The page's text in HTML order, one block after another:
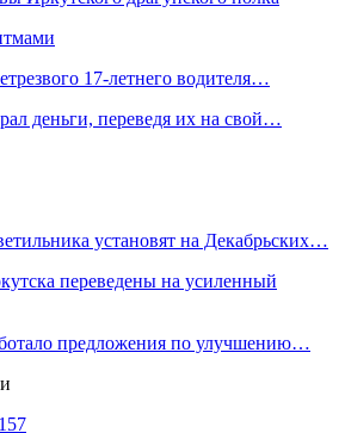
17-летнего водителя…
деньги, переведя их на свой…
установят на Декабрьских…
переведены на усиленный
предложения по улучшению…